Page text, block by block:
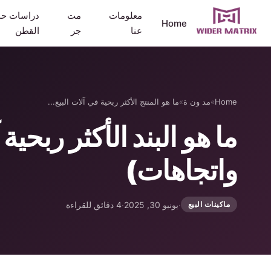
Home
معلومات
عنا
مت
جر
دراسات
القطن
Home
»مد ون ة»ما هو المنتج الأكثر ربحية في آلات البيع...
واتجاهات)
ماكينات البيع ·يونيو 30, 2025 ·4 دقائق للقراءة